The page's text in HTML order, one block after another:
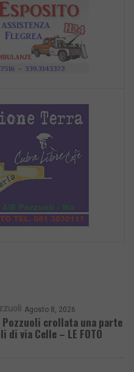
Agosto 8, 2026
Pozzuoli crollata una parte
di via Celle – LE FOTO